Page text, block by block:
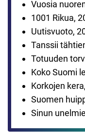
Vuosia
1001 Rikua,
Uutisvuoto,
Tanssii
Totuuden
Koko Suomi
Korkojen
Suomen
Sinun